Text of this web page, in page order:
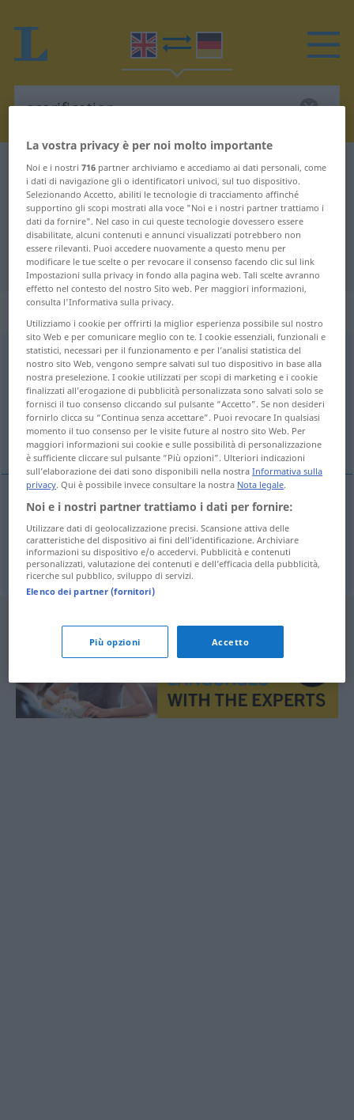
Dizionario Inglese-Tedesco scorification
Traduzione Inglese-Tedesco per
"scorification"
"scorification" traduzione Tedesco
„scorification“: noun
scorification [skɔːrifiˈkeiʃən]s
Panoramica di tutte le traduzion
(Fai clic sulla/Tocca traduzione per maggiori dettagli)
Verschlackung, Schlackenbildung
f
Schlackenbildungf scorification TECH
La vostra privacy è per noi molto importante
Noi e i nostri716 partner archiviamo e accediamo ai dati personali, come
i dati di navigazione gli o identificatori univoci, sul tuo dispositivo.
Selezionando Accetto, abiliti le tecnologie di tracciamento affinché
supportino gli scopi mostrati alla voce "Noi e i nostri partner trattiamo i
dati da fornire". Nel caso in cui queste tecnologie dovessero essere
disabilitate, alcuni contenuti e annunci visualizzati potrebbero non
essere rilevanti. Puoi accedere nuovamente a questo menu per
modificare le tue scelte o per revocare il consenso facendo clic sul link
Impostazioni sulla privacy in fondo alla pagina web. Tali scelte avranno
effetto nel contesto del nostro Sito web. Per maggiori informazioni,
consulta l'Informativa sulla privacy.
Utilizziamo i cookie per offrirti la miglior esperienza possibile sul nostro
sito Web e per comunicare meglio con te. I cookie essenziali, funzionali e
statistici, necessari per il funzionamento e per l’analisi statistica del
nostro sito Web, vengono sempre salvati sul tuo dispositivo in base alla
nostra preselezione. I cookie utilizzati per scopi di marketing e i cookie
finalizzati all’erogazione di pubblicità personalizzata sono salvati solo se
fornisci il tuo consenso cliccando sul pulsante “Accetto”. Se non desideri
fornirlo clicca su “Continua senza accettare”. Puoi revocare In qualsiasi
momento il tuo consenso per le visite future al nostro sito Web. Per
maggiori informazioni sui cookie e sulle possibilità di personalizzazione
è sufficiente cliccare sul pulsante “Più opzioni”. Ulteriori indicazioni
sull’elaborazione dei dati sono disponibili nella nostraInformativa sulla
privacy. Qui è possibile invece consultare la nostra Nota legale.
Noi e i nostri partner trattiamo i dati per fornire:
Utilizzare dati di geolocalizzazione precisi. Scansione attiva delle
caratteristiche del dispositivo ai fini dell’identificazione. Archiviare
informazioni su dispositivo e/o accedervi. Pubblicità e contenuti
personalizzati, valutazione dei contenuti e dell’efficacia della pubblicità,
ricerche sul pubblico, sviluppo di servizi.
Elenco dei partner (fornitori)
Più opzioni Accetto